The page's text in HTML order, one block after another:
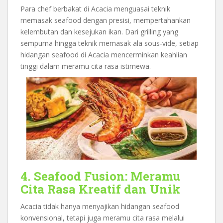
Para chef berbakat di Acacia menguasai teknik
memasak seafood dengan presisi, mempertahankan
kelembutan dan kesejukan ikan. Dari grilling yang
sempurna hingga teknik memasak ala sous-vide, setiap
hidangan seafood di Acacia mencerminkan keahlian
tinggi dalam meramu cita rasa istimewa.
4. Seafood Fusion: Meramu
Cita Rasa Kreatif dan Unik
Acacia tidak hanya menyajikan hidangan seafood
konvensional, tetapi juga meramu cita rasa melalui